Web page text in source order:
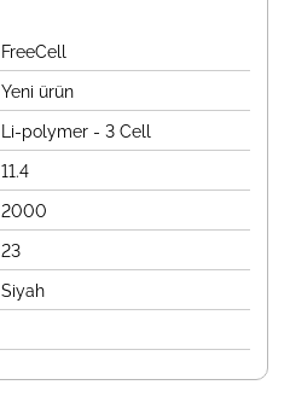
FreeCell
Yeni ürün
Li-polymer - 3 Cell
11.4
2000
23
Siyah